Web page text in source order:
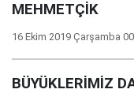
MEHMETÇİK
16 Ekim 2019 Çarşamba
BÜYÜKLERİMİZ